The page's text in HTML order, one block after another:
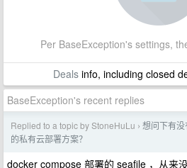
Per BaseException's settings,
Dealsinfo, including closed
BaseException's recent replies
Replied to a topic by StoneHuLu › 想问下有
的私有云部署方案？
docker compose 部署的 seafile ，从来